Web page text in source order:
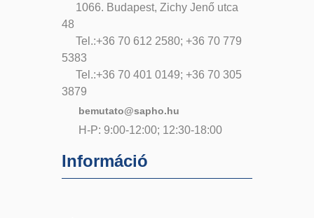
1066. Budapest, Zichy Jenő utca
48
Tel.:+36 70 612 2580; +36 70 779
5383
Tel.:+36 70 401 0149; +36 70 305
3879
bemutato@sapho.hu
H-P: 9:00-12:00; 12:30-18:00
Információ